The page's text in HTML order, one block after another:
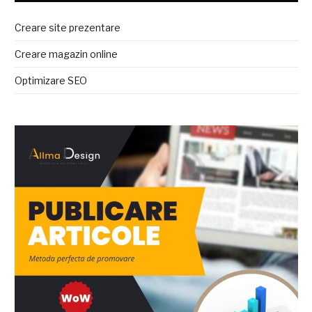
Creare site prezentare
Creare magazin online
Optimizare SEO